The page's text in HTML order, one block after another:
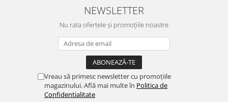
NEWSLETTER
Nu rata ofertele și promoțiile noastre
Vreau să primesc newsletter cu promoțiile
magazinului. Află mai multe în Politica de
Confidentialitate